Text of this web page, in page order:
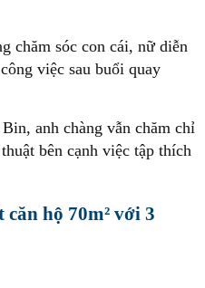
chăm sóc con cái, nữ diễn
việc sau buổi quay
anh chàng vẫn chăm chỉ
bên cạnh việc tập thích
hộ 70m² với 3